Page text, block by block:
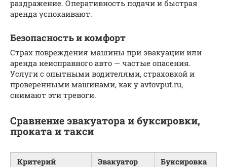
раздражение. Оперативность подачи и быстрая
аренда успокаивают.
Безопасность и комфорт
Страх повреждения машины при эвакуации или
аренда неисправного авто — частые опасения.
Услуги с опытными водителями, страховкой и
проверенными машинами, как у avtovput.ru,
снимают эти тревоги.
Сравнение эвакуатора и буксировки,
проката и такси
Критерий Эвакуатор Буксировка